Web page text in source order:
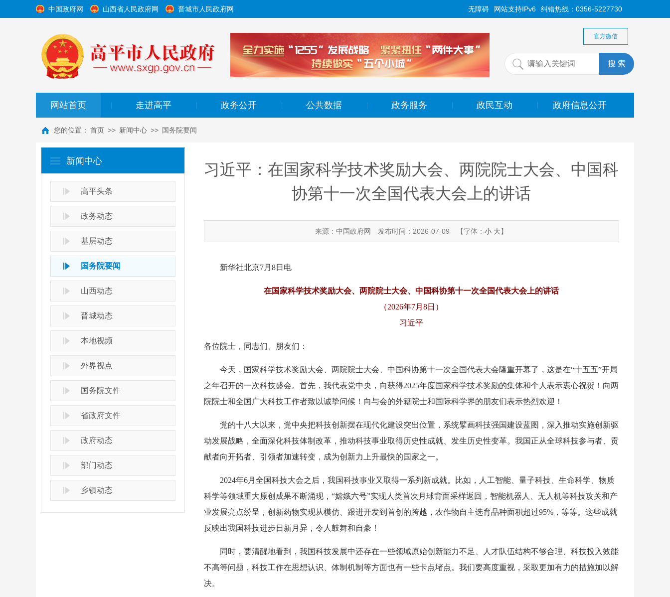
中国政府网 山西省人民政府网 晋城市人民政府网 纠错热线：0356-5227730
网站支持IPv6
无障碍
官方微信
网站首页 走进高平 政务公开 公共数据 政务服务 政民互动 政府信息公开
您的位置： 首页 >> 新闻中心 >> 国务院要闻
新闻中心
高平头条
政务动态
基层动态
国务院要闻
山西动态
晋城动态
本地视频
外界视点
国务院文件
省政府文件
政府动态
部门动态
乡镇动态
习近平：在国家科学技术奖励大会、两院院士大会、中国科
协第十一次全国代表大会上的讲话
来源：中国政府网 发布时间：2026-07-09 【字体：小 大】
新华社北京7月8日电
在国家科学技术奖励大会、两院院士大会、中国科协第十一次全国代表大会上的讲话
（2026年7月8日）
习近平
各位院士，同志们、朋友们：
今天，国家科学技术奖励大会、两院院士大会、中国科协第十一次全国代表大会隆重开幕了，这是在“十五五”开局
之年召开的一次科技盛会。首先，我代表党中央，向获得2025年度国家科学技术奖励的集体和个人表示衷心祝贺！向两
院院士和全国广大科技工作者致以诚挚问候！向与会的外籍院士和国际科学界的朋友们表示热烈欢迎！
党的十八大以来，党中央把科技创新摆在现代化建设突出位置，系统擘画科技强国建设蓝图，深入推动实施创新驱
动发展战略，全面深化科技体制改革，推动科技事业取得历史性成就、发生历史性变革。我国正从全球科技参与者、贡
献者向开拓者、引领者加速转变，成为创新力上升最快的国家之一。
2024年6月全国科技大会之后，我国科技事业又取得一系列新成就。比如，人工智能、量子科技、生命科学、物质
科学等领域重大原创成果不断涌现，“嫦娥六号”实现人类首次月球背面采样返回，智能机器人、无人机等科技攻关和产
业发展亮点纷呈，创新药物实现从模仿、跟进开发到首创的跨越，农作物自主选育品种面积超过95%，等等。这些成就
反映出我国科技进步日新月异，令人鼓舞和自豪！
同时，要清醒地看到，我国科技发展中还存在一些领域原始创新能力不足、人才队伍结构不够合理、科技投入效能
不高等问题，科技工作在思想认识、体制机制等方面也有一些卡点堵点。我们要高度重视，采取更加有力的措施加以解
决。